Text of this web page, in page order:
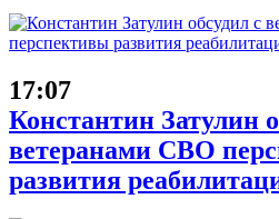
17:07
Константин Затулин
ветеранами СВО
развития